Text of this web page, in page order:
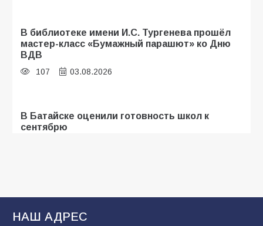
В библиотеке имени И.С. Тургенева прошёл
мастер-класс «Бумажный парашют» ко Дню
ВДВ
107 03.08.2026
В Батайске оценили готовность школ к
сентябрю
образовательного кластера
106 05.08.2026
НАШ АДРЕС